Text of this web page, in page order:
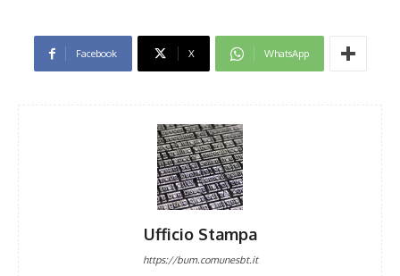
Facebook X WhatsApp
Ufficio Stampa
https://bum.comunesbt.it